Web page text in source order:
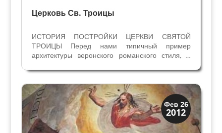
Церковь Св. Троицы
ИСТОРИЯ ПОСТРОЙКИ ЦЕРКВИ СВЯТОЙ
ТРОИЦЫ Перед нами типичный пример
архитектуры веронского романского стиля, с
кирпичной кладки на колокольне и в атрио
перед входом в церковь. От примитивной
церквушки на этом месте сохранились...
Фев 26
2012
Скрытая Верона
Церкви